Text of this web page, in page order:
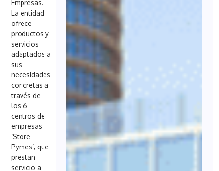
Empresas.
La entidad
ofrece
productos y
servicios
adaptados a
sus
necesidades
concretas a
través de
los 6
centros de
empresas
‘Store
Pymes’, que
prestan
servicio a